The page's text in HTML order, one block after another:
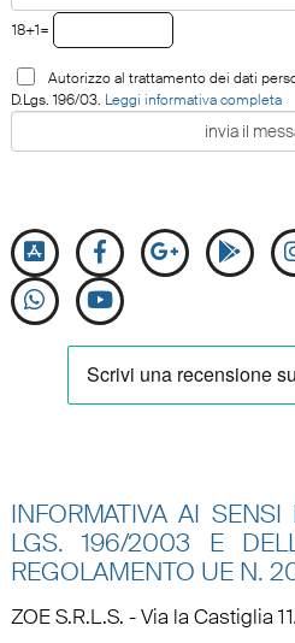
18+1=
Autorizzo al trattamento dei dati
D.Lgs. 196/03. Leggi informativa completa
INFORMATIVA AI SENSI
LGS. 196/2003 E
REGOLAMENTO UE N.
ZOE S.R.L.S. - Via la Castiglia